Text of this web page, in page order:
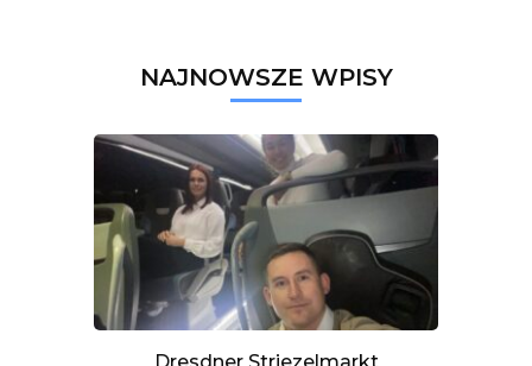
NAJNOWSZE WPISY
Dresdner Striezelmarkt